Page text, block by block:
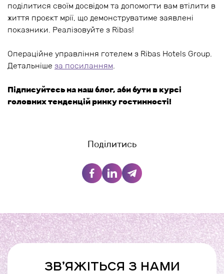
поділитися своїм досвідом та допомогти вам втілити в
життя проєкт мрії, що демонструватиме заявлені
показники. Реалізовуйте з Ribas!
Операційне управління готелем з Ribas Hotels Group.
Детальніше за посиланням
Підписуйтесь на наш блог, аби бути в курсі
головних тенденцій ринку гостинності!
Поділитись
ЗВ’ЯЖІТЬСЯ З НАМИ